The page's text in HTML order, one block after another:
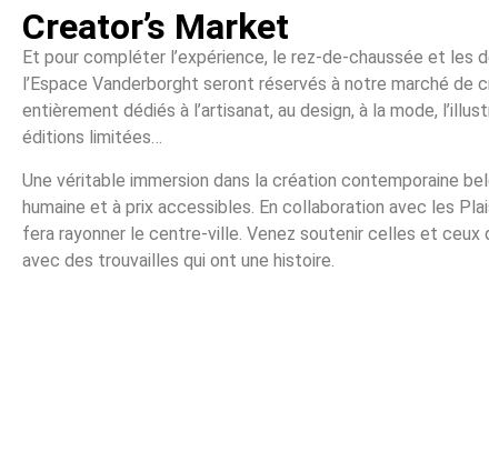
Creator’s Market
Et pour compléter l’expérience, le rez-de-chaussée et les
l’Espace Vanderborght seront réservés à notre marché de
entièrement dédiés à l’artisanat, au design, à la mode,
éditions limitées…
Une véritable immersion dans la création contemporaine
humaine et à prix accessibles. En collaboration avec les
fera rayonner le centre-ville. Venez soutenir celles et
avec des trouvailles qui ont une histoire.